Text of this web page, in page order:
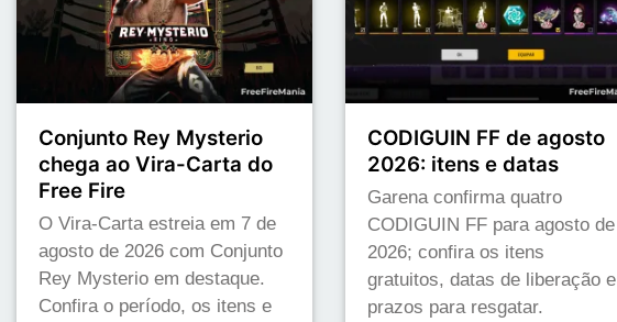
Conjunto Rey Mysterio
chega ao Vira-Carta do
Free Fire
O Vira-Carta estreia em 7 de
agosto de 2026 com Conjunto
Rey Mysterio em destaque.
Confira o período, os itens e
CODIGUIN FF de agosto
2026: itens e datas
Garena confirma quatro
CODIGUIN FF para agosto de
2026; confira os itens
gratuitos, datas de liberação e
prazos para resgatar.